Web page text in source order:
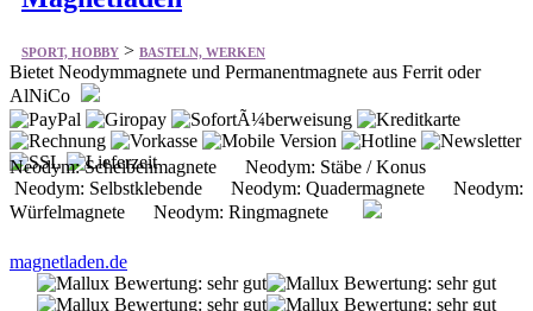
SPORT, HOBBY > BASTELN, WERKEN
Bietet Neodymmagnete und Permanentmagnete aus Ferrit oder
AlNiCo
Neodym: Scheibenmagnete Neodym: Stäbe / Konus
Neodym: Selbstklebende Neodym: Quadermagnete Neodym:
Würfelmagnete Neodym: Ringmagnete
magnetladen.de